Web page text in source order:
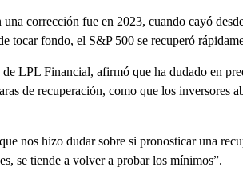
corrección fue en 2023, cuando cayó
tocar fondo, el S&P 500 se recuperó
LPL Financial, afirmó que ha dudado en
de recuperación, como que los inversores
nos hizo dudar sobre si pronosticar una
se tiende a volver a probar los mínimos”.